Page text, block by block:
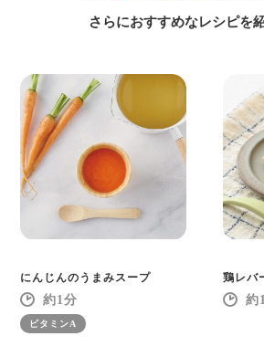
さらにおすすめなレシピを
にんじんのうまみスープ
1
ビタミンA
鶏レバ